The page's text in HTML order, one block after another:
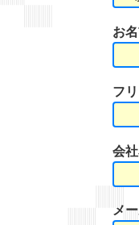
お
フ
会
メ